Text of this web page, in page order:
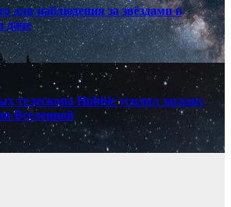
для наблюдения за звёздами в
даче
телескопа Hubble усилил загадку
Вселенной